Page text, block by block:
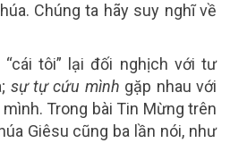
Chúng ta hãy suy nghĩ về
tôi” lại đối nghịch với tư
sự tự cứu mình gặp nhau với
Trong bài Tin Mừng trên
Giêsu cũng ba lần nói, như